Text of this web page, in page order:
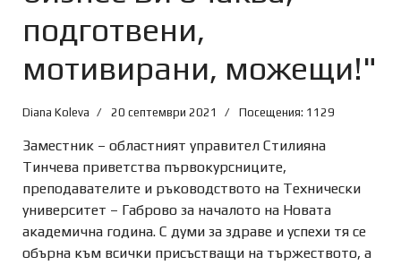
подготвени,
мотивирани, можещи!"
Diana Koleva 20 септември 2021 Посещения: 1129
Заместник – областният управител Стилияна
Тинчева приветства първокурсниците,
преподавателите и ръководството на Технически
университет – Габрово за началото на Новата
академична година. С думи за здраве и успехи тя се
обърна към всички присъстващи на тържеството, а